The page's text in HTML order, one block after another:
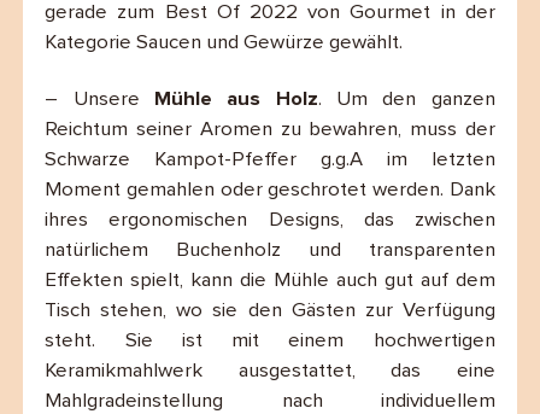
gerade zum Best Of 2022 von Gourmet in der
Kategorie Saucen und Gewürze gewählt.
– Unsere Mühle aus Holz. Um den ganzen
Reichtum seiner Aromen zu bewahren, muss der
Schwarze Kampot-Pfeffer g.g.A im letzten
Moment gemahlen oder geschrotet werden. Dank
ihres ergonomischen Designs, das zwischen
natürlichem Buchenholz und transparenten
Effekten spielt, kann die Mühle auch gut auf dem
Tisch stehen, wo sie den Gästen zur Verfügung
steht. Sie ist mit einem hochwertigen
Keramikmahlwerk ausgestattet, das eine
Mahlgradeinstellung nach individuellem